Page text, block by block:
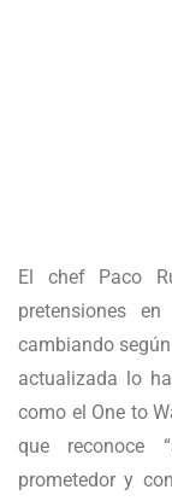
El chef Paco
pretensiones
cambiando
actualizada lo
como el One to
que reconoce
prometedor y